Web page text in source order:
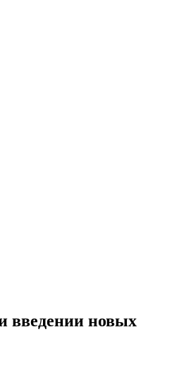
введении новых